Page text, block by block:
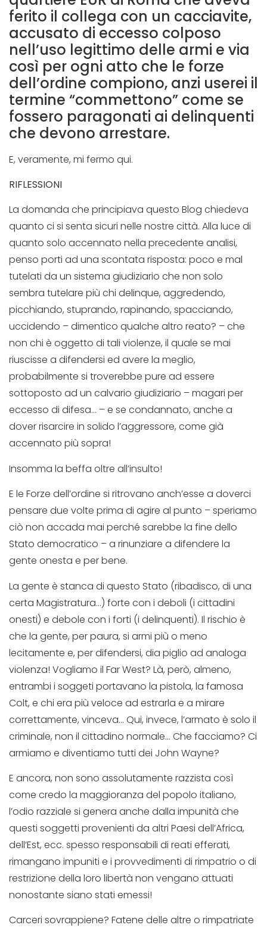
ferito il collega con un cacciavite,
accusato di eccesso colposo
nell’uso legittimo delle armi e via
così per ogni atto che le forze
dell’ordine compiono, anzi userei il
termine “commettono” come se
fossero paragonati ai delinquenti
che devono arrestare.
E, veramente, mi fermo qui.
RIFLESSIONI
La domanda che principiava questo Blog chiedeva
quanto ci si senta sicuri nelle nostre città. Alla luce di
quanto solo accennato nella precedente analisi,
penso porti ad una scontata risposta: poco e mal
tutelati da un sistema giudiziario che non solo
sembra tutelare più chi delinque, aggredendo,
picchiando, stuprando, rapinando, spacciando,
uccidendo – dimentico qualche altro reato? – che
non chi è oggetto di tali violenze, il quale se mai
riuscisse a difendersi ed avere la meglio,
probabilmente si troverebbe pure ad essere
sottoposto ad un calvario giudiziario – magari per
eccesso di difesa… – e se condannato, anche a
dover risarcire in solido l’aggressore, come già
accennato più sopra!
Insomma la beffa oltre all’insulto!
E le Forze dell’ordine si ritrovano anch’esse a doverci
pensare due volte prima di agire al punto – speriamo
ciò non accada mai perché sarebbe la fine dello
Stato democratico – a rinunziare a difendere la
gente onesta e per bene.
La gente è stanca di questo Stato (ribadisco, di una
certa Magistratura…) forte con i deboli (i cittadini
onesti) e debole con i forti (i delinquenti). Il rischio è
che la gente, per paura, si armi più o meno
lecitamente e, per difendersi, dia piglio ad analoga
violenza! Vogliamo il Far West? Là, però, almeno,
entrambi i soggeti portavano la pistola, la famosa
Colt, e chi era più veloce ad estrarla e a mirare
correttamente, vinceva… Qui, invece, l’armato è solo il
criminale, non il cittadino normale… Che facciamo? Ci
armiamo e diventiamo tutti dei John Wayne?
E ancora, non sono assolutamente razzista così
come credo la maggioranza del popolo italiano,
l’odio razziale si genera anche dalla impunità che
questi soggetti provenienti da altri Paesi dell’Africa,
dell’Est, ecc. spesso responsabili di reati efferati,
rimangano impuniti e i provvedimenti di rimpatrio o di
restrizione della loro libertà non vengano attuati
nonostante siano stati emessi!
Carceri sovrappiene? Fatene delle altre o rimpatriate